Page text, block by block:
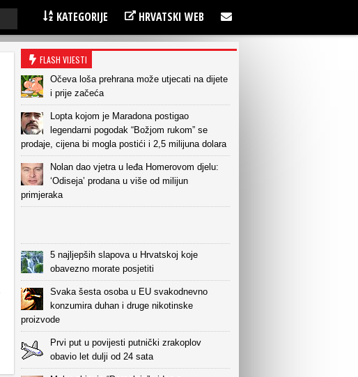
KATEGORIJE HRVATSKI WEB
FLASH VIJESTI
Očeva loša prehrana može utjecati na dijete
i prije začeća
Lopta kojom je Maradona postigao
legendarni pogodak “Božjom rukom” se
prodaje, cijena bi mogla postići i 2,5 milijuna dolara
Nolan dao vjetra u leđa Homerovom djelu:
‘Odiseja’ prodana u više od milijun
primjeraka
5 najljepših slapova u Hrvatskoj koje
obavezno morate posjetiti
Svaka šesta osoba u EU svakodnevno
konzumira duhan i druge nikotinske
proizvode
Prvi put u povijesti putnički zrakoplov
obavio let dulji od 24 sata